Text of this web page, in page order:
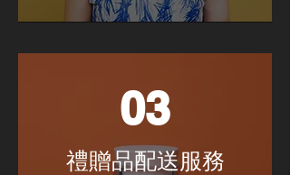
03
禮贈品配送服務